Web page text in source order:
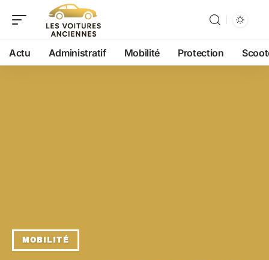
Actu Administratif Mobilité Protection
MOBILITÉ